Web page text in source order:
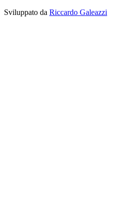
Sviluppato da Riccardo Galeazzi